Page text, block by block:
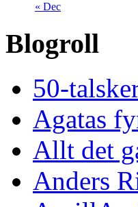
« Dec
Blogroll
50-
Agatas
Allt det
Anders